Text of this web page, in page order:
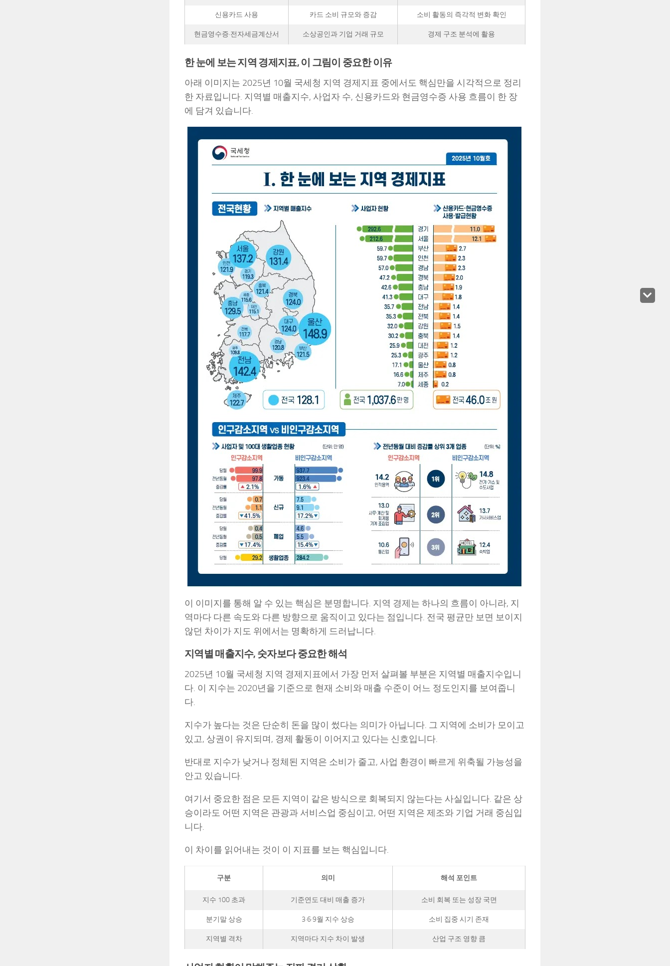
신용카드 사용 카드 소비 규모와 증감 소비 활동의 즉각적 변화 확인
현금영수증·전자세금계산서 소상공인과 기업 거래 규모 경제 구조 분석에 활용
한 눈에 보는 지역 경제지표, 이 그림이 중요한 이유
아래 이미지는 2025년 10월 국세청 지역 경제지표 중에서도 핵심만을 시각적으로 정리
한 자료입니다. 지역별 매출지수, 사업자 수, 신용카드와 현금영수증 사용 흐름이 한 장
에 담겨 있습니다.
이 이미지를 통해 알 수 있는 핵심은 분명합니다. 지역 경제는 하나의 흐름이 아니라, 지
역마다 다른 속도와 다른 방향으로 움직이고 있다는 점입니다. 전국 평균만 보면 보이지
않던 차이가 지도 위에서는 명확하게 드러납니다.
지역별 매출지수, 숫자보다 중요한 해석
2025년 10월 국세청 지역 경제지표에서 가장 먼저 살펴볼 부분은 지역별 매출지수입니
다. 이 지수는 2020년을 기준으로 현재 소비와 매출 수준이 어느 정도인지를 보여줍니
다.
지수가 높다는 것은 단순히 돈을 많이 썼다는 의미가 아닙니다. 그 지역에 소비가 모이고
있고, 상권이 유지되며, 경제 활동이 이어지고 있다는 신호입니다.
반대로 지수가 낮거나 정체된 지역은 소비가 줄고, 사업 환경이 빠르게 위축될 가능성을
안고 있습니다.
여기서 중요한 점은 모든 지역이 같은 방식으로 회복되지 않는다는 사실입니다. 같은 상
승이라도 어떤 지역은 관광과 서비스업 중심이고, 어떤 지역은 제조와 기업 거래 중심입
니다.
이 차이를 읽어내는 것이 이 지표를 보는 핵심입니다.
구분 의미 해석 포인트
지수 100 초과 기준연도 대비 매출 증가 소비 회복 또는 성장 국면
분기말 상승 3·6·9월 지수 상승 소비 집중 시기 존재
지역별 격차 지역마다 지수 차이 발생 산업 구조 영향 큼